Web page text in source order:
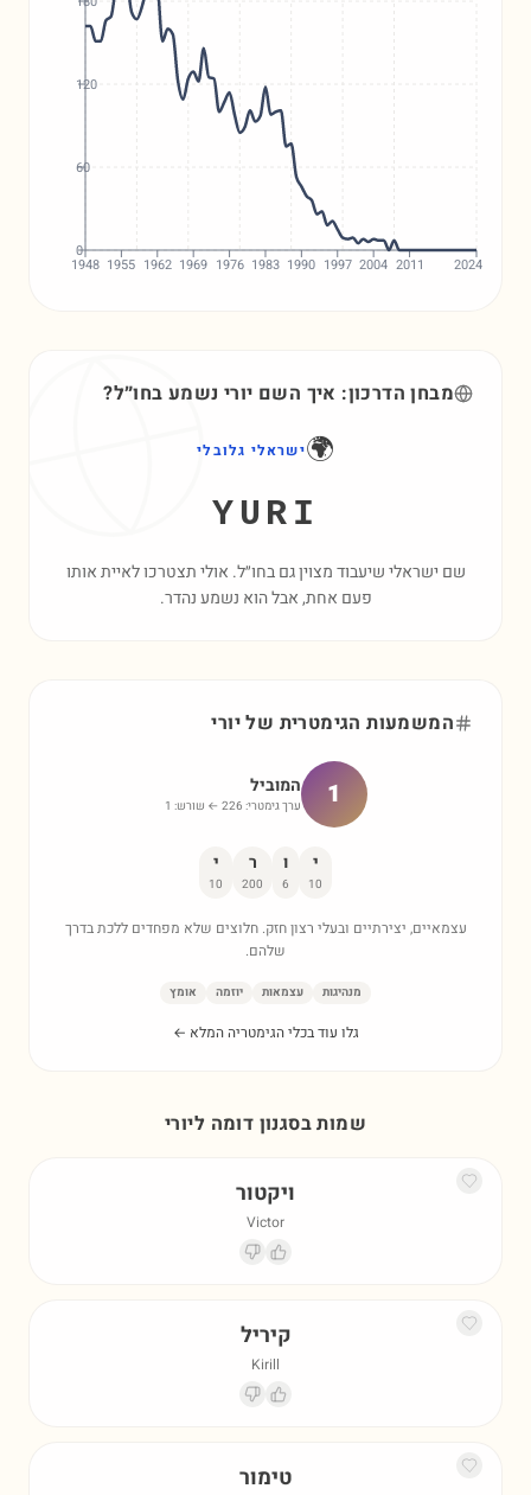
1948 1955 1962 1969 1976 1983 1990 1997 2004 2011 2024
0
60
120
מבחן הדרכון: איך השם יורי נשמע בחו״ל?
🌍ישראלי גלובלי
YURI
שם ישראלי שיעבוד מצוין גם בחו״ל. אולי תצטרכו לאיית אותו
פעם אחת, אבל הוא נשמע נהדר.
המשמעות הגימטרית שליורי
1 המוביל
ערך גימטרי: 226 ← שורש: 1
י
10
ו
6
ר
200
י
10
עצמאיים, יצירתיים ובעלי רצון חזק. חלוצים שלא מפחדים ללכת בדרך
שלהם.
מנהיגות עצמאות יוזמה אומץ
גלו עוד בכלי הגימטריה המלא ←
שמות בסגנון דומה ליורי
ויקטור
Victor
קיריל
Kirill
טימור